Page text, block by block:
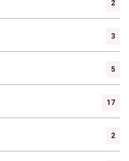
2
3
5
17
2